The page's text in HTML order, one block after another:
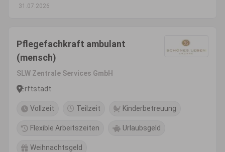
31.07.2026
Pflegefachkraft ambulant
(mensch)
SLW Zentrale Services GmbH
Erftstadt
Vollzeit Teilzeit Kinderbetreuung
Flexible Arbeitszeiten Urlaubsgeld
Weihnachtsgeld